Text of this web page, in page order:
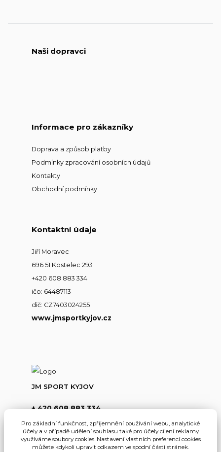
Naši dopravci
Informace pro zákazníky
Doprava a způsob platby
Podmínky zpracování osobních údajů
Kontakty
Obchodní podmínky
Kontaktní údaje
Jiří Moravec
696 51 Kostelec 293
+420 608 883 334
ičo: 64487113
dič: CZ7403024255
www.jmsportkyjov.cz
JM SPORT KYJOV
+ 420 608 883 334
info@jmsportkyjov.cz
Pro základní funkčnost, zpříjemnění používání webu, analytické
účely a v případě udělení souhlasu také pro účely cílení reklamy
využíváme soubory cookies. Nastavení vlastních preferencí cookies
můžete kdykoli upravit odkazem ve spodní části stránek.